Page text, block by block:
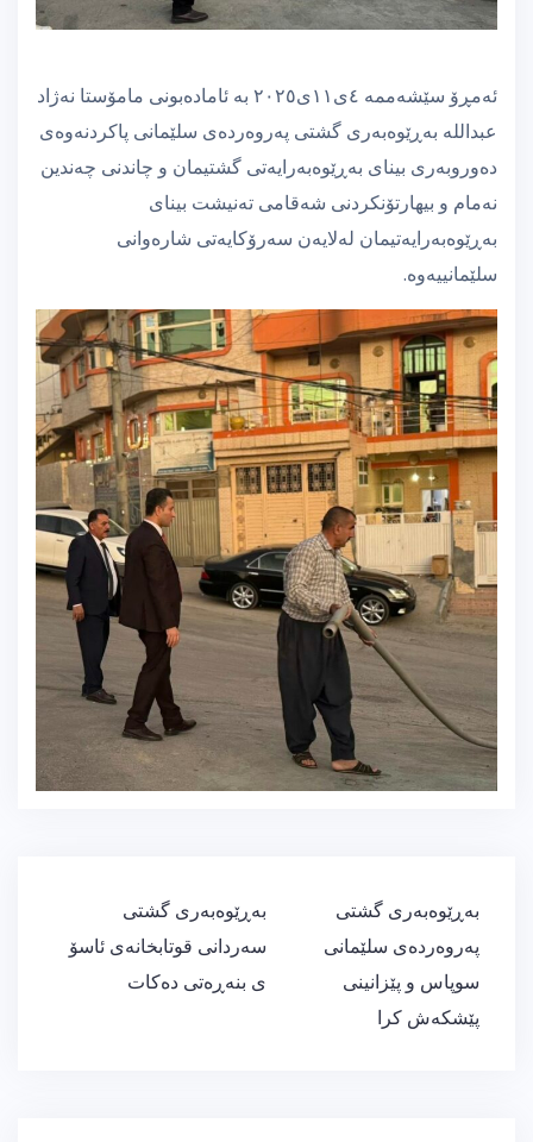
ئەمڕۆ سێشەممە ٤ی١١ی٢٠٢٥ بە ئامادەبونی مامۆستا نەژاد
عبداللە بەڕێوەبەری گشتی پەروەردەی سلێمانی پاکردنەوەی
دەوروبەری بینای بەڕێوەبەرایەتی گشتیمان و چاندنی چەندین
نەمام و بیهارتۆنکردنی شەقامی تەنيشت بینای
بەڕێوەبەرایەتیمان لەلایەن سەرۆکایەتی شارەوانی
سلێمانییەوە.
ڕێدۆزیی
بەڕێوەبەری گشتی
سەردانی قوتابخانەی ئاسۆ
ی بنەڕەتی دەکات
بەڕێوەبەری گشتی
پەروەردەی سلێمانی
سوپاس و پێزانینی
پێشكەش كرا